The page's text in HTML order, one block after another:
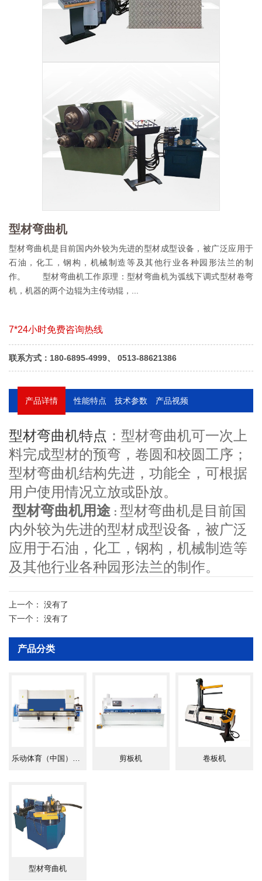
型材弯曲机
型材弯曲机是目前国内外较为先进的型材成型设备，被广泛应用于
石油，化工，钢构，机械制造等及其他行业各种园形法兰的制
作。 型材弯曲机工作原理：型材弯曲机为弧线下调式型材卷弯
机，机器的两个边辊为主传动辊，...
7*24小时免费咨询热线
联系方式：180-6895-4999、 0513-88621386
产品详情 性能特点 技术参数 产品视频
型材弯曲机是目前国内外较为先进的
型材成型设备，被广泛应用于石油，化
工，钢构，机械制造等及其他行业各种
园形法兰的制作。
型材弯曲机工作原理 ：
型材弯曲机
为弧线下调式型材卷弯机，机器的两个
边辊为主传动辊，也可以三个工作辊为
主传动辊，上辊位置固定，两个边辊围
绕固定回转中心作弧线升降动动，液压
控制，位移液晶显示，有利于控制型材
成形过程，两侧备有托辊装置，有利于
保证非对称截面型材的卷制质量。
型材弯曲机特点
序；型材弯曲机结构先进，功能全，可
根据用户使用情况立放或卧放。
型材弯曲机用途：型材弯曲机是目前
国内外较为先进的型材成型设备，被广
泛应用于石油，化工，钢构，机械制造
型材弯曲机特点 ：型材弯曲机可一次上
料完成型材的预弯，卷圆和校圆工序；
型材弯曲机结构先进，功能全，可根据
用户使用情况立放或卧放。
型材弯曲机用途 ： 型材弯曲机是目前国
内外较为先进的型材成型设备，被广泛
应用于石油，化工，钢构，机械制造等
及其他行业各种园形法兰的制作。
上一个： 没有了
下一个： 没有了
产品分类
乐动体育（中国）官方网站-LEDONG SPORTS 剪板机 卷板机
型材弯曲机